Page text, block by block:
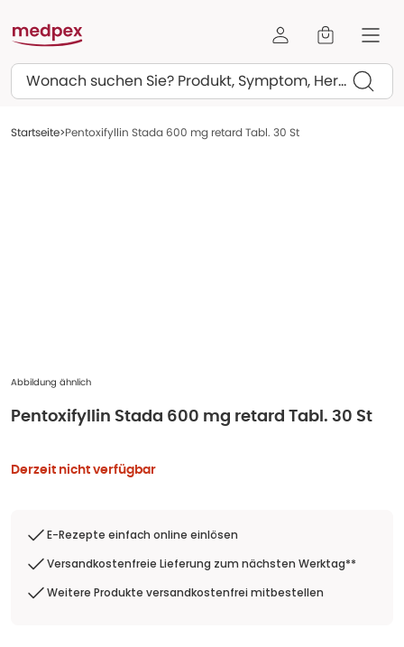
Suchen
Startseite Pentoxifyllin Stada 600 mg retard Tabl. 30 St
Abbildung ähnlich
Pentoxifyllin Stada 600 mg retard Tabl. 30 St
Derzeit nicht verfügbar
E-Rezepte einfach online einlösen
Versandkostenfreie Lieferung zum nächsten Werktag**
Weitere Produkte versandkostenfrei mitbestellen